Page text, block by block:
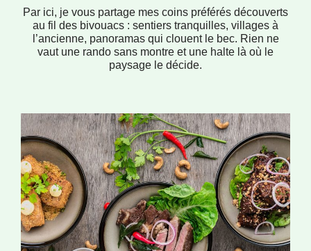
Par ici, je vous partage mes coins préférés découverts
au fil des bivouacs : sentiers tranquilles, villages à
l’ancienne, panoramas qui clouent le bec. Rien ne
vaut une rando sans montre et une halte là où le
paysage le décide.